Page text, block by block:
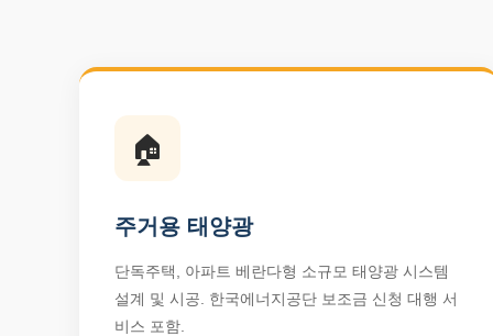
🏠
주거용 태양광
단독주택, 아파트 베란다형 소규모 태양광 시스템
설계 및 시공. 한국에너지공단 보조금 신청 대행 서
비스 포함.